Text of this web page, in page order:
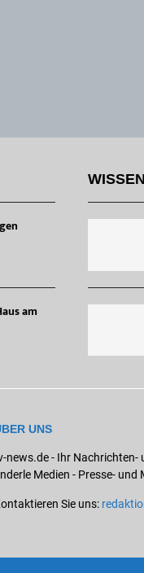
am
UNS
news.de - Ihr Nachrichten-
Medien - Presse-
Sie uns: